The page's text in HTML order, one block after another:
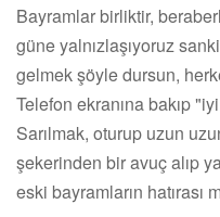
Bayramlar birliktir,
güne yalnızlaşıyoruz
gelmek şöyle dursun,
Telefon ekranına bakıp
Sarılmak, oturup uzun
şekerinden bir avuç alıp
eski bayramların hatırası